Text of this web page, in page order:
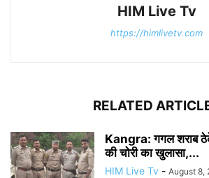
HIM Live Tv
https://himlivetv.com
RELATED
Kangra: गगल शराब
की चोरी का खुलासा,...
HIM Live Tv - August 8,